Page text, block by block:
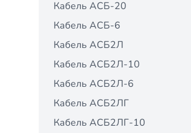
Кабель АСБ-20
Кабель АСБ-6
Кабель АСБ2Л
Кабель АСБ2Л-10
Кабель АСБ2Л-6
Кабель АСБ2ЛГ
Кабель АСБ2ЛГ-10